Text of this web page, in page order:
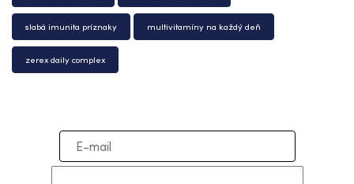
slabá imunita príznaky multivitamíny na každý deň
zerex daily complex